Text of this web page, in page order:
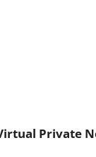
Private